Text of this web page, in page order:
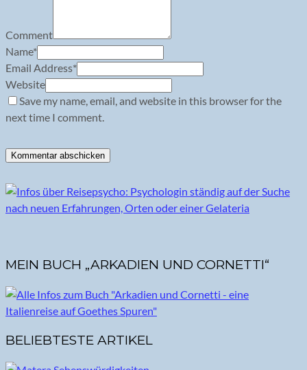
Comment
Name*
Email Address*
Website
Save my name, email, and website in this browser for the
next time I comment.
MEIN BUCH „ARKADIEN UND CORNETTI“
BELIEBTESTE ARTIKEL